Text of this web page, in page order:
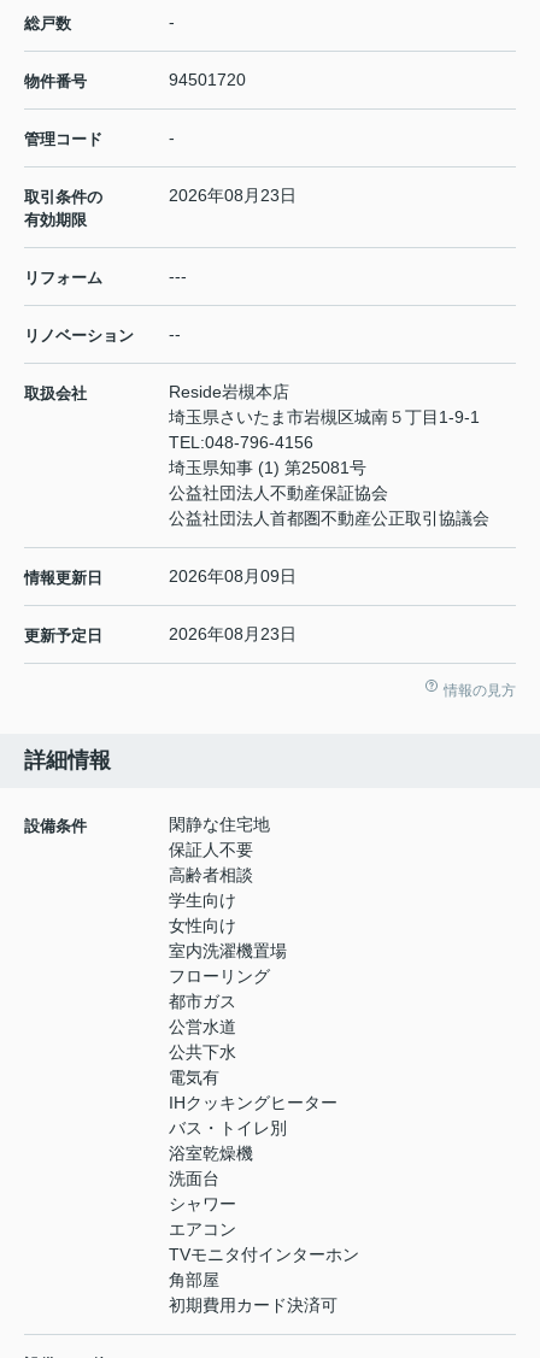
総戸数 -
物件番号 94501720
管理コード -
取引条件の
有効期限
2026年08月23日
リフォーム ---
リノベーション --
取扱会社
Reside岩槻本店
埼玉県さいたま市岩槻区城南５丁目1-9-1
TEL:048-796-4156
埼玉県知事 (1) 第25081号
公益社団法人不動産保証協会
公益社団法人首都圏不動産公正取引協議会
情報更新日 2026年08月09日
更新予定日 2026年08月23日
情報の見方
詳細情報
設備条件
閑静な住宅地
保証人不要
高齢者相談
学生向け
女性向け
室内洗濯機置場
フローリング
都市ガス
公営水道
公共下水
電気有
IHクッキングヒーター
バス・トイレ別
浴室乾燥機
洗面台
シャワー
エアコン
TVモニタ付インターホン
角部屋
初期費用カード決済可